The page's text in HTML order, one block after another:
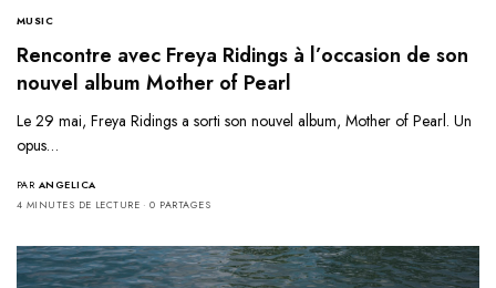
MUSIC
Rencontre avec Freya Ridings à l’occasion de son
nouvel album Mother of Pearl
Le 29 mai, Freya Ridings a sorti son nouvel album, Mother of Pearl. Un
opus…
PAR ANGELICA
4 MINUTES DE LECTURE
0 PARTAGES